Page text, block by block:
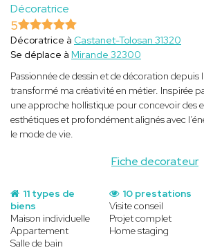
Décoratrice
Fiche decorateur
5
Décoratrice à Castanet-Tolosan 31320
Se déplace à Mirande 32300
Passionnée de dessin et de décoration depuis
transformé ma créativité en métier. Inspirée
une approche hollistique pour concevoir des
esthétiques et profondément alignés avec
le mode de vie.
11 types de
biens
Maison individuelle
Appartement
Salle de bain
10 prestations
Visite conseil
Projet complet
Home staging